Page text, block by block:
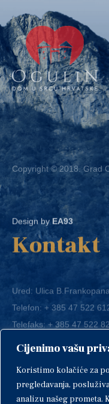
Cijenimo vašu
Koristimo kolačiće za
pregledavanja,
analizu našeg prometa.
Copyright © 2018. Grad
Design by EA93
Kontakt
Ured: Ulica
Telefon:+ 385 47 522 612
Telefaks:+ 385 47 522
E-mail:grad-
IBAN: